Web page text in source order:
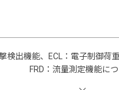
検出機能、ECL：電子制御荷
FRD：流量測定機能に